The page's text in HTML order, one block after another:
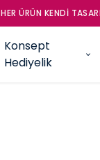
HER ÜRÜN KENDİ
Konsept
Hediyelik